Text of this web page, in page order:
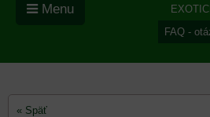
FAQ -
Menu
« Späť